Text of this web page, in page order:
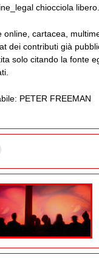
chiocciola
online, cartacea,
dei contributi già
solo citando la fonte
PETER FREEMAN